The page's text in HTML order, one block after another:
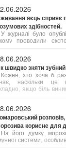
активність
гортані, які
яєць сприяє
здібностей.
У журналі було
проводили
Результати свідчать,
когнітивні
швидко зняти зубний
Кожен, хто хоча б
наскільки це
якщо біль
корисне для
На його думку,
системи,